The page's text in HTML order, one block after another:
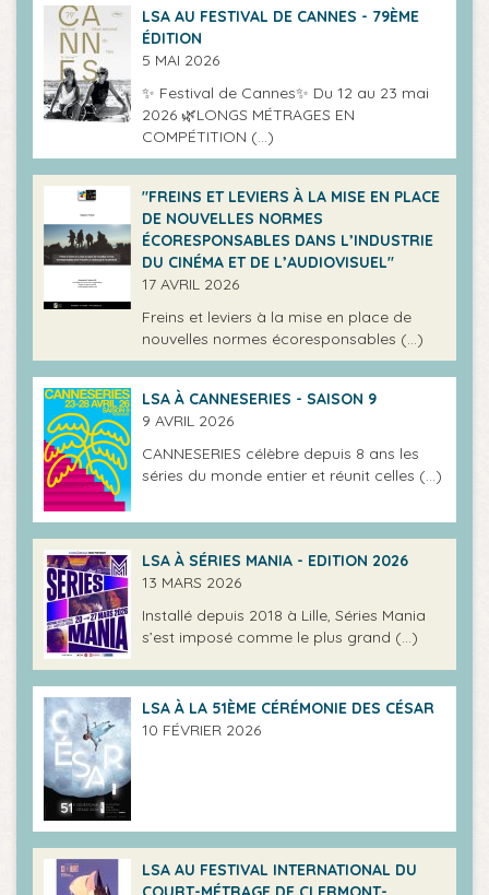
LSA AU FESTIVAL DE CANNES - 79ÈME
ÉDITION
5 MAI 2026
✨ Festival de Cannes✨ Du 12 au 23 mai
2026 🌿LONGS MÉTRAGES EN
COMPÉTITION (…)
"FREINS ET LEVIERS À LA MISE EN PLACE
DE NOUVELLES NORMES
ÉCORESPONSABLES DANS L’INDUSTRIE
DU CINÉMA ET DE L’AUDIOVISUEL"
17 AVRIL 2026
Freins et leviers à la mise en place de
nouvelles normes écoresponsables (…)
LSA À CANNESERIES - SAISON 9
9 AVRIL 2026
CANNESERIES célèbre depuis 8 ans les
séries du monde entier et réunit celles (…)
LSA À SÉRIES MANIA - EDITION 2026
13 MARS 2026
Installé depuis 2018 à Lille, Séries Mania
s’est imposé comme le plus grand (…)
LSA À LA 51ÈME CÉRÉMONIE DES CÉSAR
10 FÉVRIER 2026
LSA AU FESTIVAL INTERNATIONAL DU